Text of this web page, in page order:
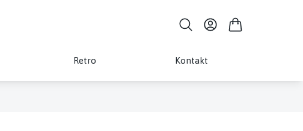
Retro Kontakt